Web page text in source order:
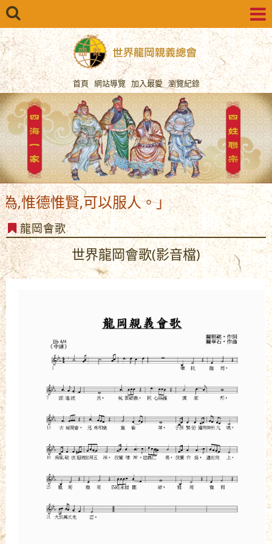
首頁 網站導覽 加入最愛 瀏覽紀錄
惟德惟賢,可以服人。」
龍岡會歌
世界龍岡會歌(影音檔)